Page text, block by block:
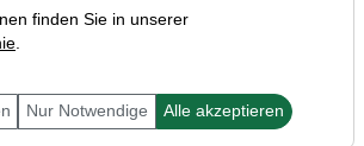
finden Sie in unserer
.
Nur Notwendige Alle akzeptieren